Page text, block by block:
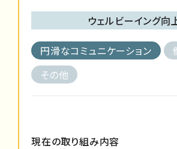
ウェルビーイング向
円滑なコミュニケーション
その他
現在の取り組み内容